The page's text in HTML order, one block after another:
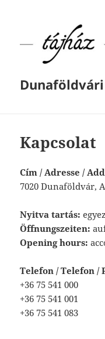
Dunaföldvári
Kapcsolat
Cím / Adresse /
7020 Dunaföldvár,
Nyitva tartás:
Öffnungszeiten:
Opening hours:
Telefon / Telefon /
+36 75 541 000
+36 75 541 001
+36 75 541 083